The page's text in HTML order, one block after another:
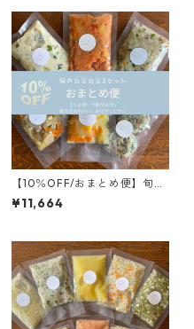
【10％OFF/おまとめ便】旬の
カミカミセット（9・10・11か
月頃）＊1回のご注文につき1点
¥11,664